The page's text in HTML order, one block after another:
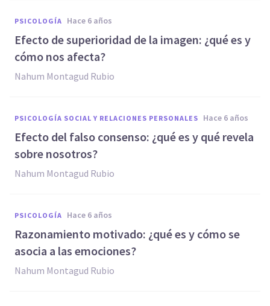
PSICOLOGÍA hace 6 años
Efecto de superioridad de la imagen: ¿qué es y
cómo nos afecta?
Nahum Montagud Rubio
PSICOLOGÍA SOCIAL Y RELACIONES PERSONALES hace 6 años
Efecto del falso consenso: ¿qué es y qué revela
sobre nosotros?
Nahum Montagud Rubio
PSICOLOGÍA hace 6 años
Razonamiento motivado: ¿qué es y cómo se
asocia a las emociones?
Nahum Montagud Rubio